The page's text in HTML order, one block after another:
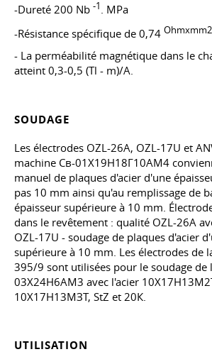
-Dureté 200 Nb -1
. MPa
-Résistance spécifique de 0,74
- La perméabilité magnétique dans le
atteint 0,3-0,5 (Tl - m)/A.
SOUDAGE
Les électrodes OZL-26A, OZL-17U et
machine Св-01Х19Н18Г10АМ4
manuel de plaques d'acier d'une
pas 10 mm ainsi qu'au remplissage de
épaisseur supérieure à 10 mm.
dans le revêtement : qualité OZL-26A
OZL-17U - soudage de plaques d'acier
supérieure à 10 mm. Les électrodes de
395/9 sont utilisées pour le soudage de
03Х24Н6АМ3 avec l'acier
10Х17Н13МЗТ, StZ et 20К.
UTILISATION